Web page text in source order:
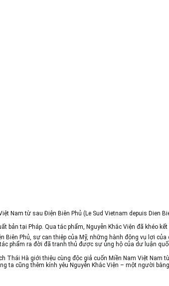
Nam từ sau Điện Biên Phủ (Le Sud Vietnam depuis Dien
bản tại Pháp. Qua tác phẩm, Nguyễn Khắc Viện đã khéo
Phủ, sự can thiệp của Mỹ, những hành động vụ lợi
phẩm ra đời đã tranh thủ được sự ủng hộ của dư luận
Hà giới thiệu cùng độc giả cuốn Miền Nam Việt Nam
ta cũng thêm kính yêu Nguyễn Khắc Viện – một người